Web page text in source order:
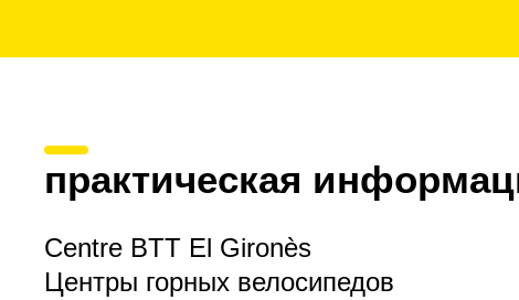
практическая
Centre BTT El Gironès
Центры горных велосипедов